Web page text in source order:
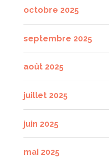
octobre 2025
septembre 2025
août 2025
juillet 2025
juin 2025
mai 2025